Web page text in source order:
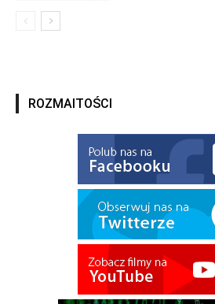
ROZMAITOŚCI